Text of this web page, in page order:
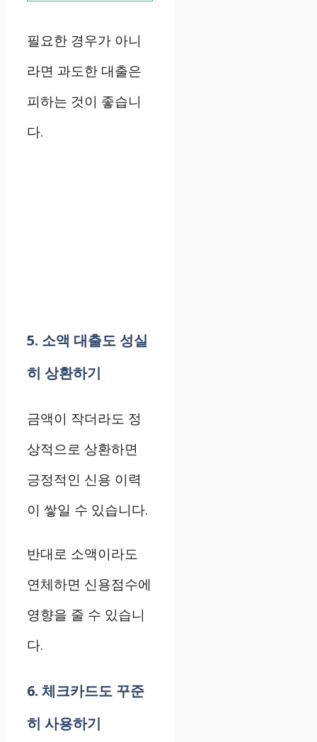
필요한 경우가 아니
라면 과도한 대출은
피하는 것이 좋습니
다.
5. 소액 대출도 성실
히 상환하기
금액이 작더라도 정
상적으로 상환하면
긍정적인 신용 이력
이 쌓일 수 있습니다.
반대로 소액이라도
연체하면 신용점수에
영향을 줄 수 있습니
다.
6. 체크카드도 꾸준
히 사용하기